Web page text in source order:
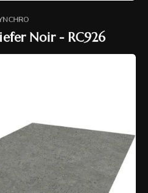
Noir - RC926